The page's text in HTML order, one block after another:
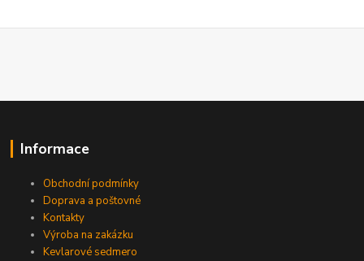
Informace
Obchodní podmínky
Doprava a poštovné
Kontakty
Výroba na zakázku
Kevlarové sedmero